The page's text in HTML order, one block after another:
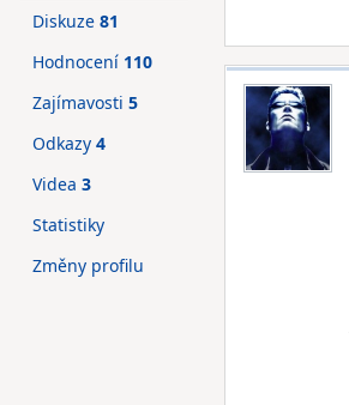
Diskuze 81
Hodnocení 110
Zajímavosti 5
Odkazy 4
Videa 3
Statistiky
Změny profilu